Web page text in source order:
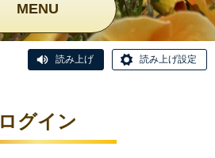
MENU
読み上げ 読み上げ設定
ログイン